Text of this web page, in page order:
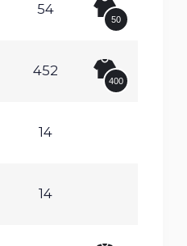
54
50
452
400
14
14